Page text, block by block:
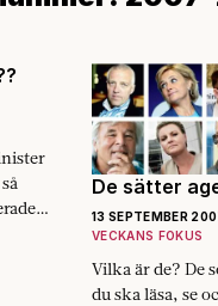
De sätter
13 SEPTEMBER
VECKANS FOKUS
Vilka är de? De
du ska läsa, se